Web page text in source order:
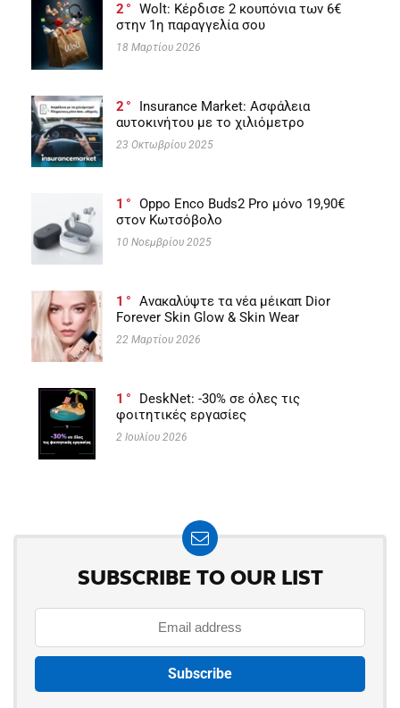
2
Wolt: Κέρδισε 2 κουπόνια των 6€
στην 1η παραγγελία σου
18 Μαρτίου 2026
2
Insurance Market: Ασφάλεια
αυτοκινήτου με το χιλιόμετρο
23 Οκτωβρίου 2025
1
Oppo Enco Buds2 Pro μόνο 19,90€
στον Κωτσόβολο
10 Νοεμβρίου 2025
1
Ανακαλύψτε τα νέα μέικαπ Dior
Forever Skin Glow & Skin Wear
22 Μαρτίου 2026
1
DeskNet: -30% σε όλες τις
φοιτητικές εργασίες
2 Ιουλίου 2026
SUBSCRIBE TO OUR LIST